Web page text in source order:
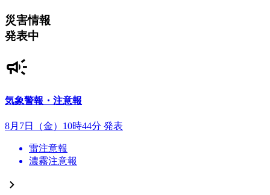
災害情報
発表中
気象警報・注意報
8月7日（金）10時44分 発表
雷注意報
濃霧注意報